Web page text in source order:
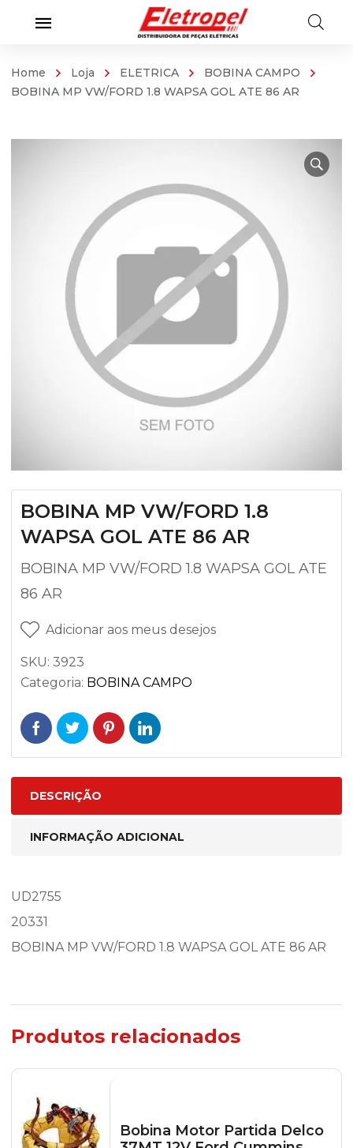
Home Loja ELETRICA
BOBINA CAMPO
BOBINA MP VW/FORD 1.8 WAPSA GOL ATE 86 AR
BOBINA MP VW/FORD 1.8
WAPSA GOL ATE 86 AR
BOBINA MP VW/FORD 1.8 WAPSA GOL ATE
86 AR
Adicionar aos meus desejos
SKU: 3923
Categoria: BOBINA CAMPO
DESCRIÇÃO
INFORMAÇÃO ADICIONAL
UD2755
20331
BOBINA MP VW/FORD 1.8 WAPSA GOL ATE 86 AR
Produtos relacionados
Bobina Motor Partida Delco